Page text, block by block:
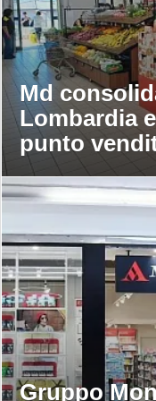
Md
Lombardia
punto
Gruppo